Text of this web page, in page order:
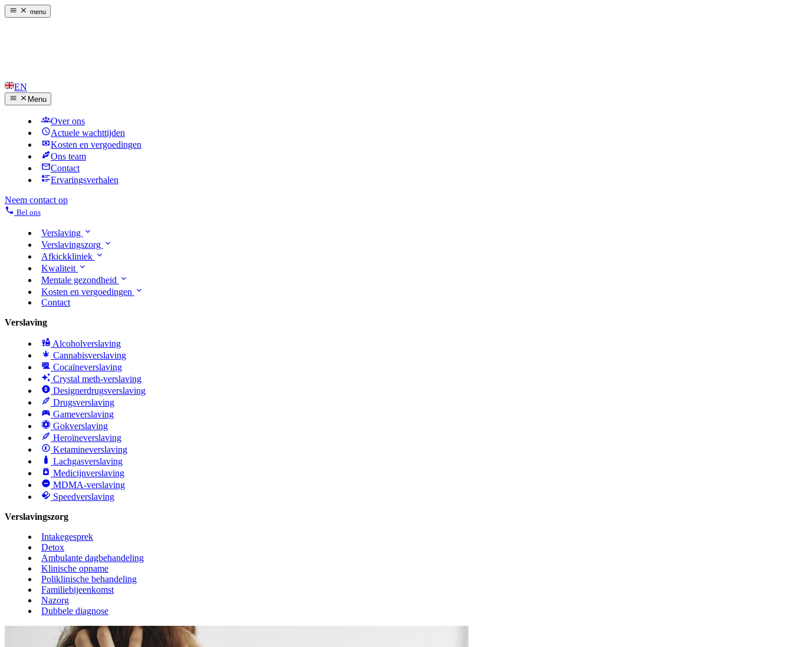
menu
EN
Menu
Over ons
Actuele wachttijden
Kosten en vergoedingen
Ons team
Contact
Ervaringsverhalen
Neem contact op
Bel ons
Verslaving
Verslavingszorg
Afkickkliniek
Kwaliteit
Mentale gezondheid
Kosten en vergoedingen
Contact
Verslaving
Alcoholverslaving
Cannabisverslaving
Cocaïneverslaving
Crystal meth-verslaving
Designerdrugsverslaving
Drugsverslaving
Gameverslaving
Gokverslaving
Heroïneverslaving
Ketamineverslaving
Lachgasverslaving
Medicijnverslaving
MDMA-verslaving
Speedverslaving
Verslavingszorg
Intakegesprek
Detox
Ambulante dagbehandeling
Klinische opname
Poliklinische behandeling
Familiebijeenkomst
Nazorg
Dubbele diagnose